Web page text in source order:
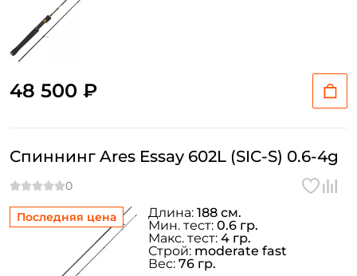
48 500 ₽
Последняя цена
Спиннинг Ares Essay 602L (SIC-S) 0.6-4g
Длина: 188 см.
Мин. тест: 0.6 гр.
Макс. тест: 4 гр.
Строй: moderate fast
Вес: 76 гр.